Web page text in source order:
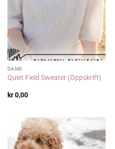
DAME
Quiet Field Sweater (Oppskrift)
kr0,00